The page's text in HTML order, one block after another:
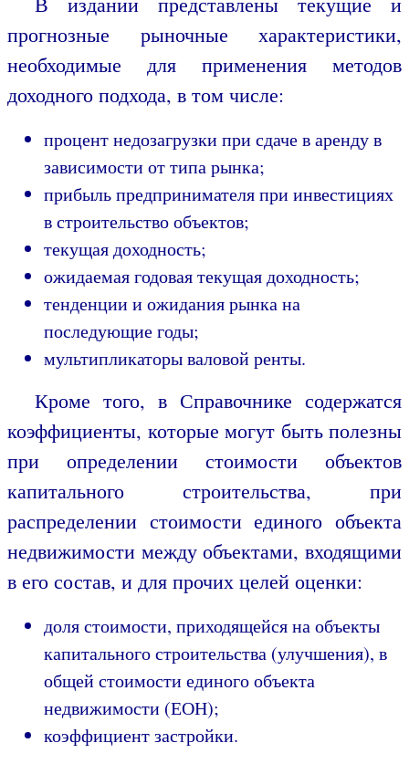
прогнозные рыночные характеристики,
необходимые для применения методов
доходного подхода, в том числе:
процент недозагрузки при сдаче в аренду в
зависимости от типа рынка;
прибыль предпринимателя при инвестициях
в строительство объектов;
текущая доходность;
ожидаемая годовая текущая доходность;
тенденции и ожидания рынка на
последующие годы;
мультипликаторы валовой ренты.
Кроме того, в Справочнике содержатся
коэффициенты, которые могут быть полезны
при определении стоимости объектов
капитального строительства, при
распределении стоимости единого объекта
недвижимости между объектами, входящими
в его состав, и для прочих целей оценки:
доля стоимости, приходящейся на объекты
капитального строительства (улучшения), в
общей стоимости единого объекта
недвижимости (ЕОН);
коэффициент застройки.